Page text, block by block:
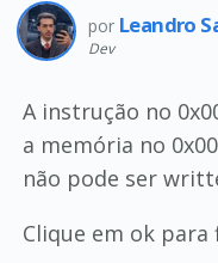
por Leandro
Dev
A instrução no
a memória no
não pode ser
Clique em ok